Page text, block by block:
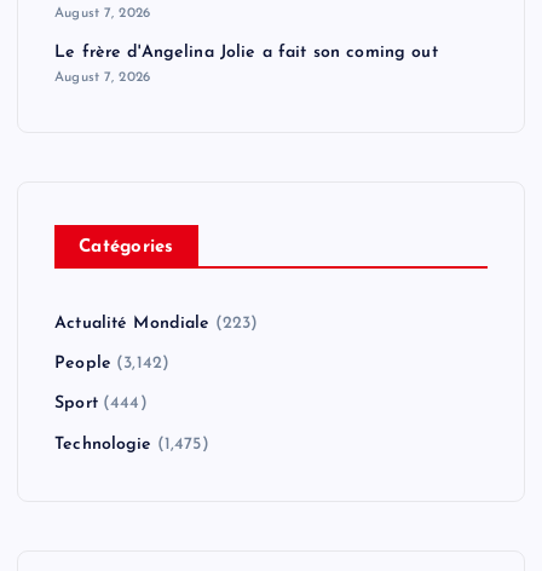
August 7, 2026
Le frère d'Angelina Jolie a fait son coming out
August 7, 2026
Catégories
Actualité Mondiale (223)
People (3,142)
Sport(444)
Technologie (1,475)